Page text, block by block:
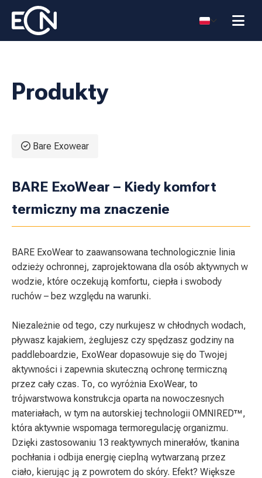
Produkty
Bare Exowear
BARE ExoWear – Kiedy komfort
termiczny ma znaczenie
BARE ExoWear to zaawansowana technologicznie linia
odzieży ochronnej, zaprojektowana dla osób aktywnych w
wodzie, które oczekują komfortu, ciepła i swobody
ruchów – bez względu na warunki.
Niezależnie od tego, czy nurkujesz w chłodnych wodach,
pływasz kajakiem, żeglujesz czy spędzasz godziny na
paddleboardzie, ExoWear dopasowuje się do Twojej
aktywności i zapewnia skuteczną ochronę termiczną
przez cały czas. To, co wyróżnia ExoWear, to
trójwarstwowa konstrukcja oparta na nowoczesnych
materiałach, w tym na autorskiej technologii OMNIRED™,
która aktywnie wspomaga termoregulację organizmu.
Dzięki zastosowaniu 13 reaktywnych minerałów, tkanina
pochłania i odbija energię cieplną wytwarzaną przez
ciało, kierując ją z powrotem do skóry. Efekt? Większe